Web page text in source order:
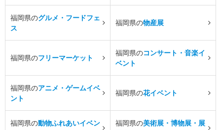
福岡県のグルメ・フードフェ
ス
福岡県の物産展
福岡県のフリーマーケット
福岡県のコンサート・音楽イ
ベント
福岡県のアニメ・ゲームイベ
ント
福岡県の花イベント
福岡県の動物ふれあいイベン
福岡県の美術展・博物展・展